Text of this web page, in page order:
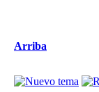
Arriba